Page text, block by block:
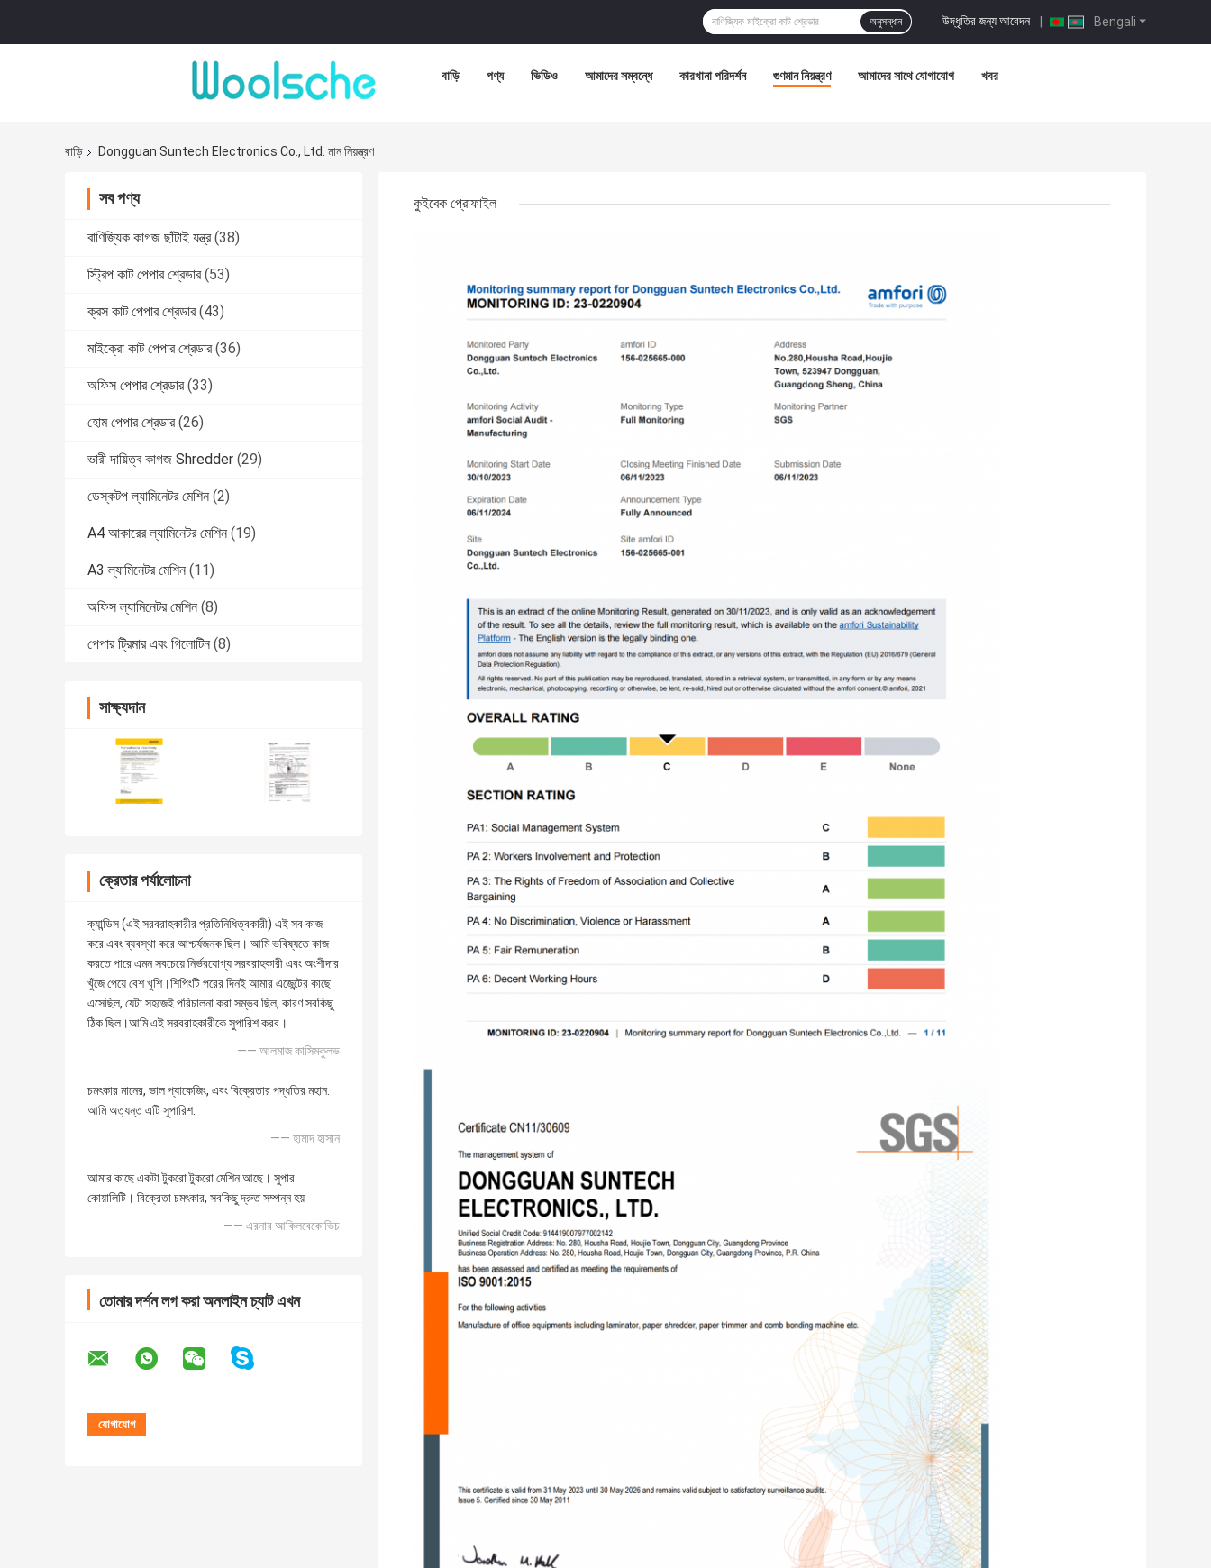
Bengali
উদ্ধৃতির জন্য আবেদন |
অনুসন্ধান
বাড়ি পণ্য ভিডিও আমাদের সম্বন্ধে কারখানা পরিদর্শন গুণমান নিয়ন্ত্রণ আমাদের সাথে যোগাযোগ খবর
বাড়ি Dongguan Suntech Electronics Co., Ltd. মান নিয়ন্ত্রণ
সব পণ্য
বাণিজ্যিক কাগজ ছাঁটাই যন্ত্র (38)
স্ট্রিপ কাট পেপার শ্রেডার (53)
ক্রস কাট পেপার শ্রেডার (43)
মাইক্রো কাট পেপার শ্রেডার (36)
অফিস পেপার শ্রেডার (33)
হোম পেপার শ্রেডার (26)
ভারী দায়িত্ব কাগজ Shredder (29)
ডেস্কটপ ল্যামিনেটর মেশিন (2)
A4 আকারের ল্যামিনেটর মেশিন (19)
A3 ল্যামিনেটর মেশিন (11)
অফিস ল্যামিনেটর মেশিন (8)
পেপার ট্রিমার এবং গিলোটিন (8)
সাক্ষ্যদান
ক্রেতার পর্যালোচনা
ক্যান্ডিস (এই সরবরাহকারীর প্রতিনিধিত্বকারী) এই সব কাজ
করে এবং ব্যবস্থা করে আশ্চর্যজনক ছিল। আমি ভবিষ্যতে কাজ
করতে পারে এমন সবচেয়ে নির্ভরযোগ্য সরবরাহকারী এবং অংশীদার
খুঁজে পেয়ে বেশ খুশি।শিপিংটি পরের দিনই আমার এজেন্টের কাছে
এসেছিল, যেটা সহজেই পরিচালনা করা সম্ভব ছিল, কারণ সবকিছু
ঠিক ছিল।আমি এই সরবরাহকারীকে সুপারিশ করব।
—— আলমাজ কাসিমকুলভ
চমৎকার মানের, ভাল প্যাকেজিং, এবং বিক্রেতার পদ্ধতির মহান.
আমি অত্যন্ত এটি সুপারিশ.
—— হামাদ হাসান
আমার কাছে একটা টুকরো টুকরো মেশিন আছে। সুপার
কোয়ালিটি। বিক্রেতা চমৎকার, সবকিছু দ্রুত সম্পন্ন হয়
—— এরনার আকিলবেকোভিচ
তোমার দর্শন লগ করা অনলাইন চ্যাট এখন
কুইবেক প্রোফাইল